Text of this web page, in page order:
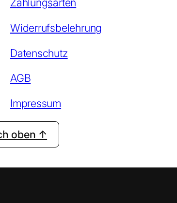
Zahlungsarten
Widerrufsbelehrung
Datenschutz
AGB
Impressum
oben ↑